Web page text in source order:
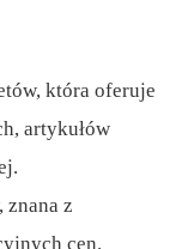
która oferuje
artykułów
znana z
cen.